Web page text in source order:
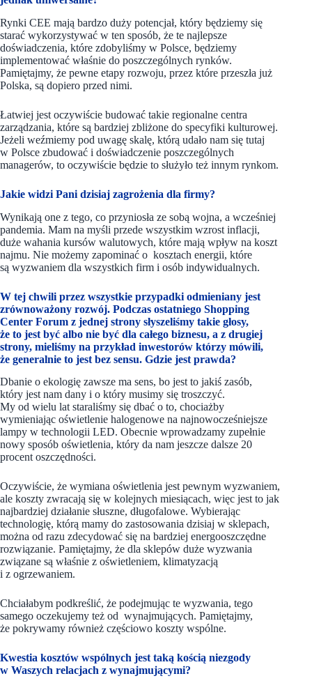
Rynki CEE mają bardzo duży potencjał, który będziemy się
starać wykorzystywać w ten sposób, że te najlepsze
doświadczenia, które zdobyliśmy w Polsce, będziemy
implementować właśnie do poszczególnych rynków.
Pamiętajmy, że pewne etapy rozwoju, przez które przeszła już
Polska, są dopiero przed nimi.
Łatwiej jest oczywiście budować takie regionalne centra
zarządzania, które są bardziej zbliżone do specyfiki kulturowej.
Jeżeli weźmiemy pod uwagę skalę, którą udało nam się tutaj
w Polsce zbudować i doświadczenie poszczególnych
managerów, to oczywiście będzie to służyło też innym rynkom.
Jakie widzi Pani dzisiaj zagrożenia dla firmy?
Wynikają one z tego, co przyniosła ze sobą wojna, a wcześniej
pandemia. Mam na myśli przede wszystkim wzrost inflacji,
duże wahania kursów walutowych, które mają wpływ na koszt
najmu. Nie możemy zapominać o kosztach energii, które
są wyzwaniem dla wszystkich firm i osób indywidualnych.
W tej chwili przez wszystkie przypadki odmieniany jest
zrównoważony rozwój. Podczas ostatniego Shopping
Center Forum z jednej strony słyszeliśmy takie głosy,
że to jest być albo nie być dla całego biznesu, a z drugiej
strony, mieliśmy na przykład inwestorów którzy mówili,
że generalnie to jest bez sensu. Gdzie jest prawda?
Dbanie o ekologię zawsze ma sens, bo jest to jakiś zasób,
który jest nam dany i o który musimy się troszczyć.
My od wielu lat staraliśmy się dbać o to, chociażby
wymieniając oświetlenie halogenowe na najnowocześniejsze
lampy w technologii LED. Obecnie wprowadzamy zupełnie
nowy sposób oświetlenia, który da nam jeszcze dalsze 20
procent oszczędności.
Oczywiście, że wymiana oświetlenia jest pewnym wyzwaniem,
ale koszty zwracają się w kolejnych miesiącach, więc jest to jak
najbardziej działanie słuszne, długofalowe. Wybierając
technologię, którą mamy do zastosowania dzisiaj w sklepach,
można od razu zdecydować się na bardziej energooszczędne
rozwiązanie. Pamiętajmy, że dla sklepów duże wyzwania
związane są właśnie z oświetleniem, klimatyzacją
i z ogrzewaniem.
Chciałabym podkreślić, że podejmując te wyzwania, tego
samego oczekujemy też od wynajmujących. Pamiętajmy,
że pokrywamy również częściowo koszty wspólne.
Kwestia kosztów wspólnych jest taką kością niezgody
w Waszych relacjach z wynajmującymi?